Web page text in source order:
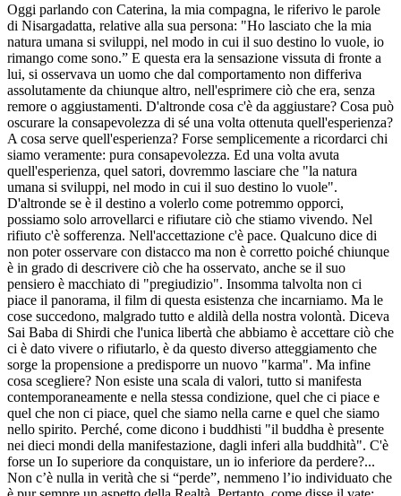
Oggi parlando con Caterina, la mia compagna, le riferivo le parole
di Nisargadatta, relative alla sua persona: "Ho lasciato che la mia
natura umana si sviluppi, nel modo in cui il suo destino lo vuole, io
rimango come sono.” E questa era la sensazione vissuta di fronte a
lui, si osservava un uomo che dal comportamento non differiva
assolutamente da chiunque altro, nell'esprimere ciò che era, senza
remore o aggiustamenti. D'altronde cosa c'è da aggiustare? Cosa può
oscurare la consapevolezza di sé una volta ottenuta quell'esperienza?
A cosa serve quell'esperienza? Forse semplicemente a ricordarci chi
siamo veramente: pura consapevolezza. Ed una volta avuta
quell'esperienza, quel satori, dovremmo lasciare che "la natura
umana si sviluppi, nel modo in cui il suo destino lo vuole".
D'altronde se è il destino a volerlo come potremmo opporci,
possiamo solo arrovellarci e rifiutare ciò che stiamo vivendo. Nel
rifiuto c'è sofferenza. Nell'accettazione c'è pace. Qualcuno dice di
non poter osservare con distacco ma non è corretto poiché chiunque
è in grado di descrivere ciò che ha osservato, anche se il suo
pensiero è macchiato di "pregiudizio". Insomma talvolta non ci
piace il panorama, il film di questa esistenza che incarniamo. Ma le
cose succedono, malgrado tutto e aldilà della nostra volontà. Diceva
Sai Baba di Shirdi che l'unica libertà che abbiamo è accettare ciò che
ci è dato vivere o rifiutarlo, è da questo diverso atteggiamento che
sorge la propensione a predisporre un nuovo "karma". Ma infine
cosa scegliere? Non esiste una scala di valori, tutto si manifesta
contemporaneamente e nella stessa condizione, quel che ci piace e
quel che non ci piace, quel che siamo nella carne e quel che siamo
nello spirito. Perché, come dicono i buddhisti "il buddha è presente
nei dieci mondi della manifestazione, dagli inferi alla buddhità". C'è
forse un Io superiore da conquistare, un io inferiore da perdere?...
Non c’è nulla in verità che si “perde”, nemmeno l’io individuato che